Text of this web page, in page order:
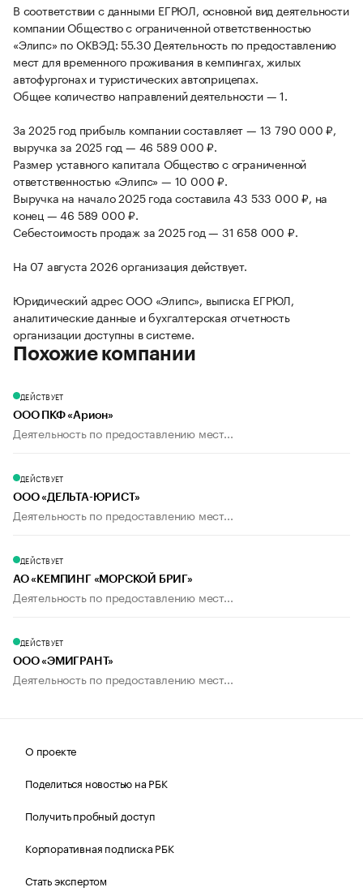
В соответствии с данными ЕГРЮЛ, основной вид деятельности
компании Общество с ограниченной ответственностью
«Элипс» по ОКВЭД: 55.30 Деятельность по предоставлению
мест для временного проживания в кемпингах, жилых
автофургонах и туристических автоприцепах.
Общее количество направлений деятельности — 1.
За 2025 год прибыль компании составляет — 13 790 000 ₽,
выручка за 2025 год — 46 589 000 ₽.
Размер уставного капитала Общество с ограниченной
ответственностью «Элипс» — 10 000 ₽.
Выручка на начало 2025 года составила 43 533 000 ₽, на
конец — 46 589 000 ₽.
Себестоимость продаж за 2025 год — 31 658 000 ₽.
На 07 августа 2026 организация действует.
Юридический адрес ООО «Элипс», выписка ЕГРЮЛ,
аналитические данные и бухгалтерская отчетность
организации доступны в системе.
Похожие компании
ДЕЙСТВУЕТ
ООО ПКФ «Арион»
Деятельность по предоставлению мест...
ДЕЙСТВУЕТ
ООО «ДЕЛЬТА-ЮРИСТ»
Деятельность по предоставлению мест...
ДЕЙСТВУЕТ
АО «КЕМПИНГ «МОРСКОЙ БРИГ»
Деятельность по предоставлению мест...
ДЕЙСТВУЕТ
ООО «ЭМИГРАНТ»
Деятельность по предоставлению мест...
О проекте
Поделиться новостью на РБК
Получить пробный доступ
Корпоративная подписка РБК
Стать экспертом